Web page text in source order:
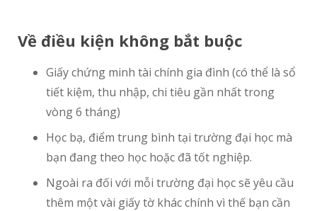
Về điều kiện không bắt buộc
Giấy chứng minh tài chính gia đình (có thể là sổ
tiết kiệm, thu nhập, chi tiêu gần nhất trong
vòng 6 tháng)
Học bạ, điểm trung bình tại trường đại học mà
bạn đang theo học hoặc đã tốt nghiệp.
Ngoài ra đối với mỗi trường đại học sẽ yêu cầu
thêm một vài giấy tờ khác chính vì thế bạn cần